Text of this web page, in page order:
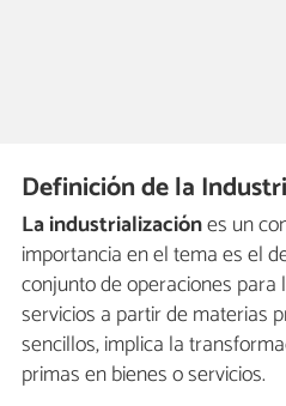
Definición de la
La industrializaciónes un
importancia en el tema es el
conjunto de operaciones
servicios a partir de materias
sencillos, implica la
primas en bienes o servicios.